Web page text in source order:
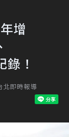
增
！
北即時報導